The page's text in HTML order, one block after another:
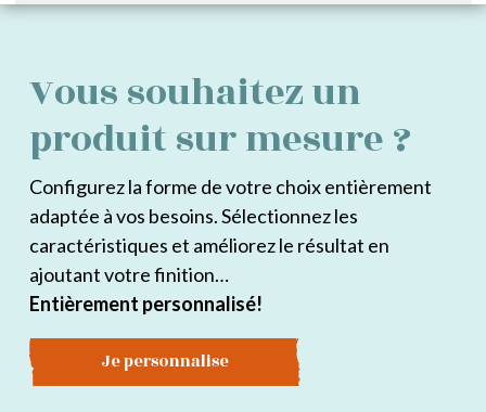
Vous souhaitez un
produit sur mesure ?
Configurez la forme de votre choix entièrement
adaptée à vos besoins. Sélectionnez les
caractéristiques et améliorez le résultat en
ajoutant votre finition…
Entièrement personnalisé!
Je personnalise